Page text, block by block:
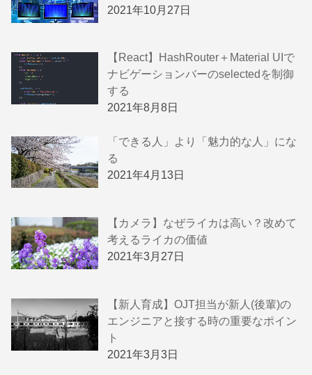
2021年10月27日
【React】HashRouter＋Material UIで
ナビゲーションバーのselectedを制御
する
2021年8月8日
「できる人」より「魅力的な人」にな
る
2021年4月13日
【カメラ】なぜライカは高い？改めて
考えるライカの価値
2021年3月27日
【新人育成】OJT担当が新人(後輩)の
エンジニアと接する時の重要なポイン
ト
2021年3月3日